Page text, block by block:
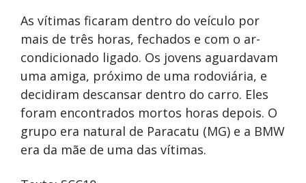
As vítimas ficaram dentro do veículo por
mais de três horas, fechados e com o ar-
condicionado ligado. Os jovens aguardavam
uma amiga, próximo de uma rodoviária, e
decidiram descansar dentro do carro. Eles
foram encontrados mortos horas depois. O
grupo era natural de Paracatu (MG) e a BMW
era da mãe de uma das vítimas.